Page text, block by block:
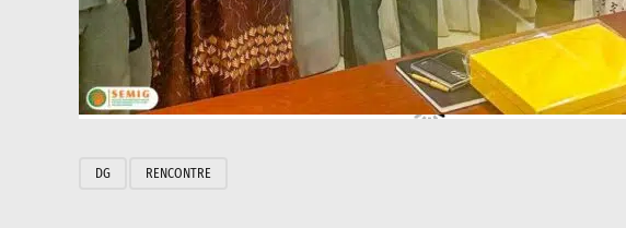
DG RENCONTRE